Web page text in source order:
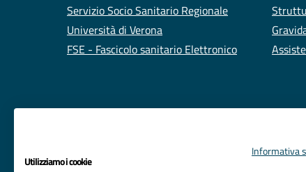
Servizio Socio Sanitario Regionale
Università di Verona
FSE - Fascicolo sanitario Elettronico
Informativa
Utilizziamo i cookie